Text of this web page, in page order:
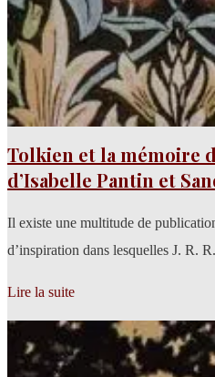
Tolkien et la mémoire
d’Isabelle Pantin et
Il existe une multitude de
d’inspiration dans lesquelles J. R.
Lire la suite